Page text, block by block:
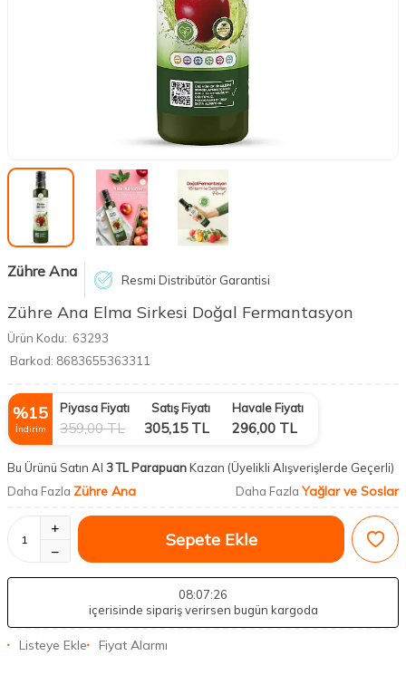
Zühre Ana Resmi Distribütör Garantisi
Zühre Ana Elma Sirkesi Doğal Fermantasyon
Ürün Kodu: 63293
Barkod: 8683655363311
%15
İndirim
Piyasa Fiyatı
359,00TL
Satış Fiyatı
305,15TL
Havale Fiyatı
296,00 TL
Bu Ürünü Satın Al 3 TL ParapuanKazan (Üyelikli Alışverişlerde Geçerli)
Daha Fazla Zühre Ana Daha Fazla Yağlar ve Soslar
Sepete Ekle
08:07:26
içerisinde sipariş verirsen bugün kargoda
Listeye Ekle Fiyat Alarmı